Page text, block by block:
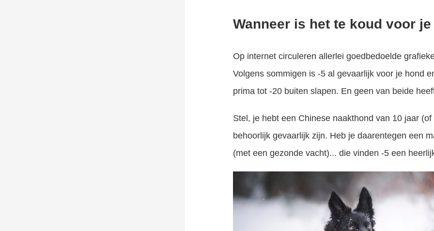
Wanneer is het te koud voor
Op internet circuleren allerlei goedbedoelde
Volgens sommigen is -5 al gevaarlijk voor je hond
prima tot -20 buiten slapen. En geen van beide
Stel, je hebt een Chinese naakthond van 10 jaar
behoorlijk gevaarlijk zijn. Heb je daarentegen een
(met een gezonde vacht)... die vinden -5 een